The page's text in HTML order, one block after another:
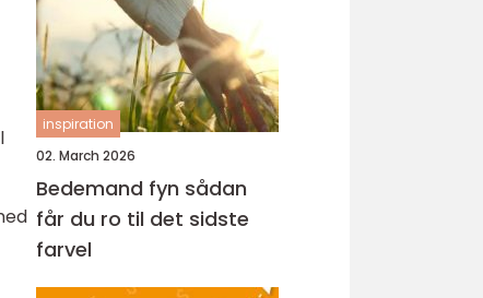
inspiration
02. March 2026
Bedemand fyn sådan
får du ro til det sidste
farvel